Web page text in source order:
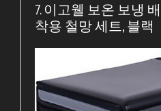
7. 이고웰 보온 보냉
착용 철망 세트, 블랙